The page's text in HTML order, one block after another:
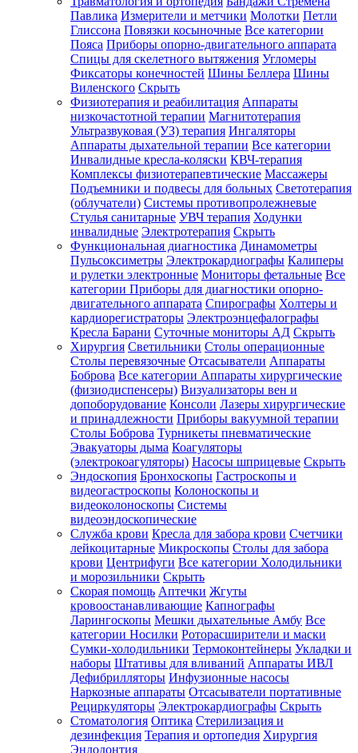
Павлика Измерители и метчики Молотки Петли
Глиссона Повязки косыночные Все категории
Пояса Приборы опорно-двигательного аппарата
Спицы для скелетного вытяжения Угломеры
Фиксаторы конечностей Шины Беллера Шины
Виленского Скрыть
Физиотерапия и реабилитация Аппараты
низкочастотной терапии Магнитотерапия
Ультразвуковая (УЗ) терапия Ингаляторы
Аппараты дыхательной терапии Все категории
Инвалидные кресла-коляски КВЧ-терапия
Комплексы физиотерапевтические Массажеры
Подъемники и подвесы для больных Светотерапия
(облучатели) Системы противопролежневые
Стулья санитарные УВЧ терапия Ходунки
инвалидные Электротерапия Скрыть
Функциональная диагностика Динамометры
Пульсоксиметры Электрокардиографы Калиперы
и рулетки электронные Мониторы фетальные Все
категории Приборы для диагностики опорно-
двигательного аппарата Спирографы Холтеры и
кардиорегистраторы Электроэнцефалографы
Кресла Барани Суточные мониторы АД Скрыть
Хирургия Светильники Столы операционные
Столы перевязочные Отсасыватели Аппараты
Боброва Все категории Аппараты хирургические
(физиодиспенсеры) Визуализаторы вен и
допоборудование Консоли Лазеры хирургические
и принадлежности Приборы вакуумной терапии
Столы Боброва Турникеты пневматические
Эвакуаторы дыма Коагуляторы
(электрокоагуляторы) Насосы шприцевые Скрыть
Эндоскопия Бронхоскопы Гастроскопы и
видеогастроскопы Колоноскопы и
видеоколоноскопы Системы
видеоэндоскопические
Служба крови Кресла для забора крови Счетчики
лейкоцитарные Микроскопы Столы для забора
крови Центрифуги Все категории Холодильники
и морозильники Скрыть
Скорая помощь Аптечки Жгуты
кровоостанавливающие Капнографы
Ларингоскопы Мешки дыхательные Амбу Все
категории Носилки Роторасширители и маски
Сумки-холодильники Термоконтейнеры Укладки и
наборы Штативы для вливаний Аппараты ИВЛ
Дефибрилляторы Инфузионные насосы
Наркозные аппараты Отсасыватели портативные
Рециркуляторы Электрокардиографы Скрыть
Стоматология Оптика Стерилизация и
дезинфекция Терапия и ортопедия Хирургия
Эндодонтия